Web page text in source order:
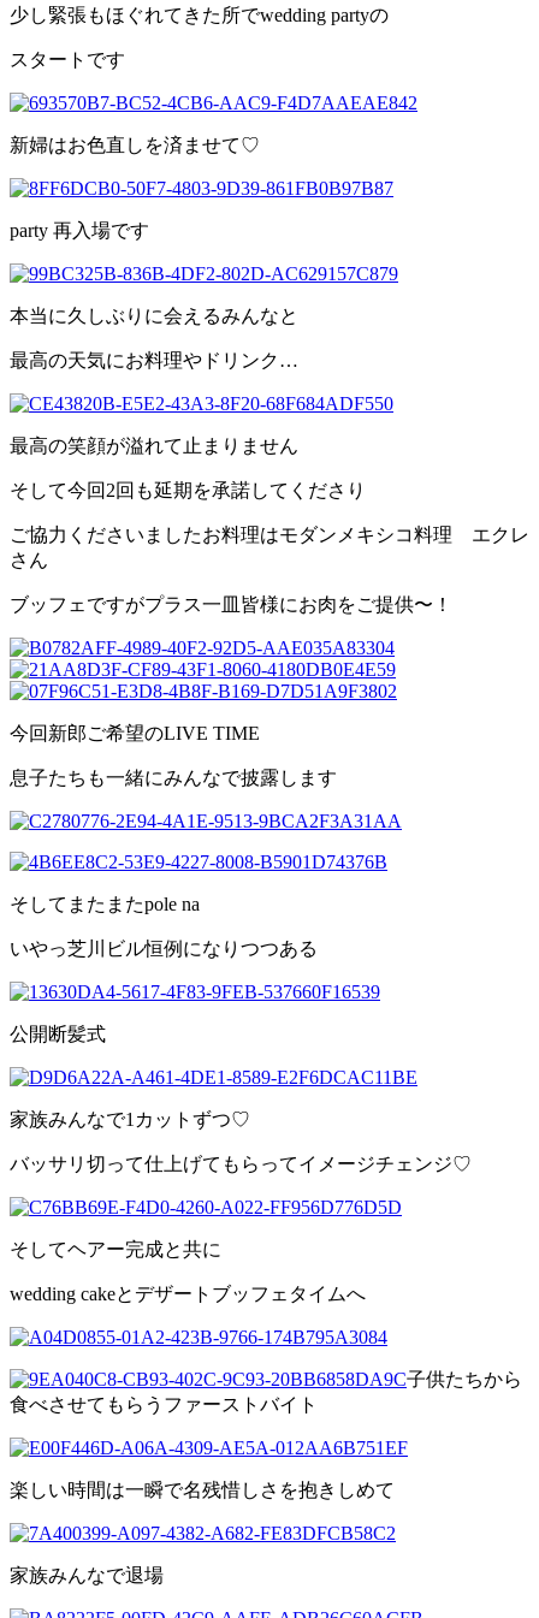
少し緊張もほぐれてきた所でwedding partyの
スタートです
新婦はお色直しを済ませて♡
party 再入場です
本当に久しぶりに会えるみんなと
最高の天気にお料理やドリンク…
最高の笑顔が溢れて止まりません
そして今回2回も延期を承諾してくださり
ご協力くださいましたお料理はモダンメキシコ料理 エクレ
さん
ブッフェですがプラス一皿皆様にお肉をご提供〜！
今回新郎ご希望のLIVE TIME
息子たちも一緒にみんなで披露します
そしてまたまたpole na
いやっ芝川ビル恒例になりつつある
公開断髪式
家族みんなで1カットずつ♡
バッサリ切って仕上げてもらってイメージチェンジ♡
そしてヘアー完成と共に
wedding cakeとデザートブッフェタイムへ
子供たちから
食べさせてもらうファーストバイト
楽しい時間は一瞬で名残惜しさを抱きしめて
家族みんなで退場